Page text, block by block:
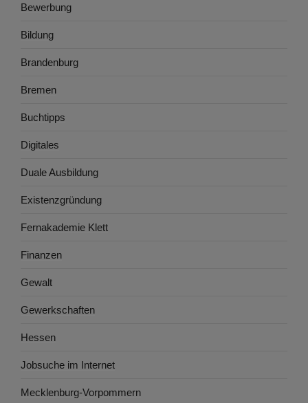
Bewerbung
Bildung
Brandenburg
Bremen
Buchtipps
Digitales
Duale Ausbildung
Existenzgründung
Fernakademie Klett
Finanzen
Gewalt
Gewerkschaften
Hessen
Jobsuche im Internet
Mecklenburg-Vorpommern